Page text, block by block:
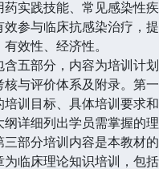
药实践技能、常见感染性
效参与临床抗感染治疗，
效性、经济性。
部分，内容为培训计划
与评价体系及附录。第
培训目标、具体培训要求
纲详细列出学员需掌握的
部分培训内容是本教材
为临床理论知识培训，包